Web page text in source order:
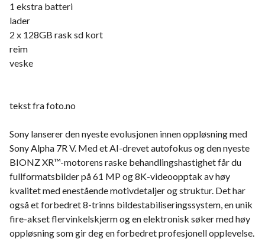
1 ekstra batteri
lader
2 x 128GB rask sd kort
reim
veske
tekst fra foto.no
Sony lanserer den nyeste evolusjonen innen oppløsning med
Sony Alpha 7R V. Med et AI-drevet autofokus og den nyeste
BIONZ XR™-motorens raske behandlingshastighet får du
fullformatsbilder på 61 MP og 8K-videoopptak av høy
kvalitet med enestående motivdetaljer og struktur. Det har
også et forbedret 8-trinns bildestabiliseringssystem, en unik
fire-akset flervinkelskjerm og en elektronisk søker med høy
oppløsning som gir deg en forbedret profesjonell opplevelse.